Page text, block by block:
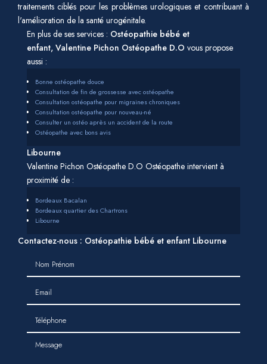
traitements ciblés pour les problèmes urologiques et contribuant à
l'amélioration de la santé urogénitale.
En plus de ses services : Ostéopathie bébé et
enfant, Valentine Pichon Ostéopathe D.O vous propose
aussi :
Bonne ostéopathe douce
Consultation de fin de grossesse avec ostéopathe
Consultation ostéopathe pour migraines chroniques
Consultation ostéopathe pour nouveau-né
Consulter un ostéo après un accident de la route
Ostéopathe avec bons avis
Libourne
Valentine Pichon Ostéopathe D.O Ostéopathe intervient à
proximité de :
Bordeaux Bacalan
Bordeaux quartier des Chartrons
Libourne
Contactez-nous : Ostéopathie bébé et enfant Libourne
Nom Prénom
Email
Téléphone
Message